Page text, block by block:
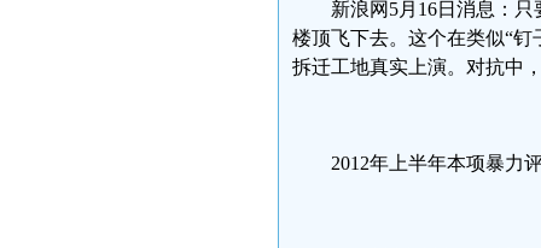
新浪网5月16日消息：
楼顶飞下去。这个在类似“
拆迁工地真实上演。对抗中
2012年上半年本项暴力